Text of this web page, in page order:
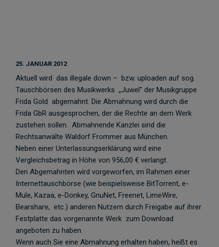
25. JANUAR 2012
Aktuell wird das illegale down – bzw. uploaden auf sog.
Tauschbörsen des Musikwerks „Juwel" der Musikgruppe
Frida Gold abgemahnt. Die Abmahnung wird durch die
Frida GbR ausgesprochen, der die Rechte an dem Werk
zustehen sollen. Abmahnende Kanzlei sind die
Rechtsanwälte Waldorf Frommer aus München.
Neben einer Unterlassungserklärung wird eine
Vergleichsbetrag in Höhe von 956,00 € verlangt.
Den Abgemahnten wird vorgeworfen, im Rahmen einer
Internettauschbörse (wie beispielsweise BitTorrent, e-
Mule, Kazaa, e-Donkey, GnuNet, Freenet, LimeWire,
Bearshare, etc.) anderen Nutzern durch Freigabe auf ihrer
Festplatte das vorgenannte Werk zum Download
angeboten zu haben.
Wenn auch Sie eine Abmahnung erhalten haben, heißt es